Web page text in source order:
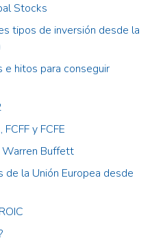
Stocks
tipos de inversión desde la
e hitos para conseguir
y FCFE
Warren Buffett
la Unión Europea desde